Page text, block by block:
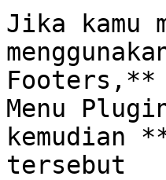
Jika kamu
Menu
tersebut